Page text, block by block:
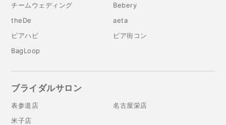
チームウェディング
Bebery
theDe
aeta
ピアハピ
ピア街コン
BagLoop
ブライダルサロン
表参道店
名古屋栄店
米子店